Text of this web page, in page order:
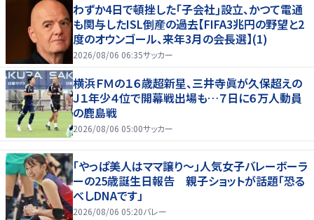
わずか4日で頓挫した｢子会社｣設立、かつて電通
も関与したISL倒産の過去【FIFA3兆円の野望と2
度のオウンゴール、来年3月の会長選】(1)
2026/08/06 06:35サッカー
横浜ＦＭの１６歳超新星、三井寺眞が久保超えの
Ｊ１年少４位で開幕戦出場も…７日に６万人動員
の鹿島戦
2026/08/06 05:00サッカー
「やっぱ美人はママ譲り～」人気女子バレーボーラ
ーの25歳誕生日報告 親子ショットが話題「恐る
べしDNAです」
2026/08/06 05:20バレー